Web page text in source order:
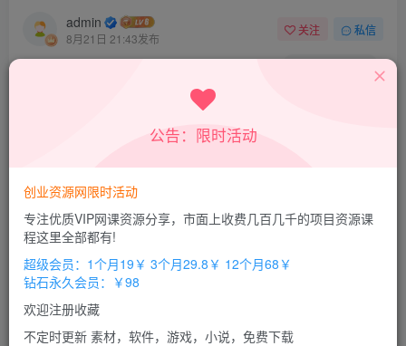
admin
8月21日 21:43发布
关注 私信
0 4 0
此内容为付费资源，请付费后查看
9.8
超级会员 免费 钻石会员 免费
您当前未登录！建议登陆后购买，办理会员包月更省钱，可保存购
公告：限时活动
创业资源网限时活动
专注优质VIP网课资源分享，市面上收费几百几千的项目资源课
程这里全部都有!
超级会员：1个月19￥ 3个月29.8￥ 12个月68￥
钻石永久会员：￥98
欢迎注册收藏
不定时更新 素材，软件，游戏，小说，免费下载